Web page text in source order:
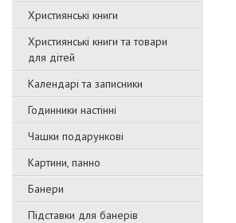
Християнські книги
Християнські книги та товари
для дітей
Календарі та записники
Годинники настінні
Чашки подарункові
Картини, панно
Банери
Підставки для банерів